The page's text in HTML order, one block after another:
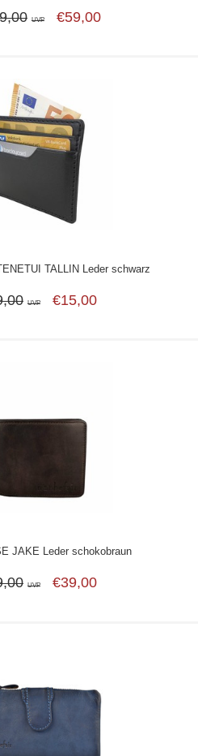
UVP €59,00
TALLIN Leder schwarz
UVP €15,00
JAKE Leder schokobraun
UVP €39,00